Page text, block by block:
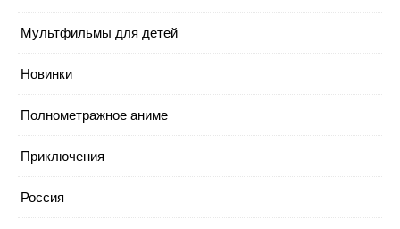
Мультфильмы для детей
Новинки
Полнометражное аниме
Приключения
Россия